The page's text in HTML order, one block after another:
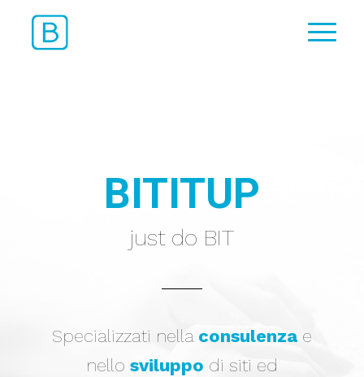
BITITUP
just do BIT
Specializzati nella consulenzae
nello sviluppo di siti ed